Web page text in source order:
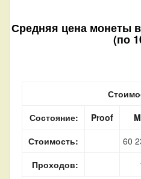
Средняя цена монеты
(по
Состояние:
Proof
Стоимость:
60
Проходов: